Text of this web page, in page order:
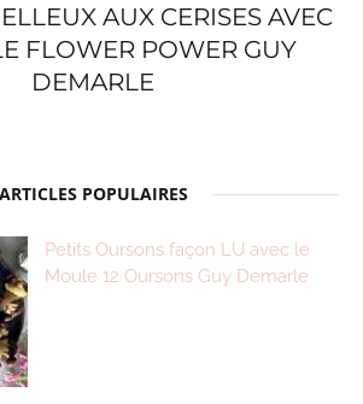
AUX CERISES AVEC
FLOWER POWER GUY
DEMARLE
ARTICLES POPULAIRES
Petits Oursons façon LU avec le
Moule 12 Oursons Guy Demarle